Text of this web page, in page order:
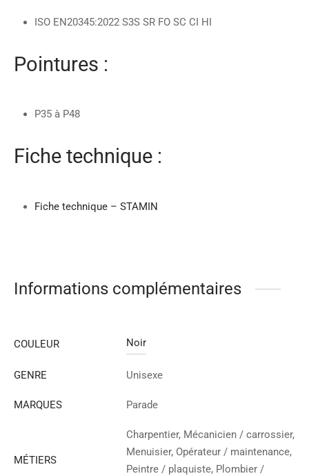
ISO EN20345:2022 S3S SR FO SC CI HI
Pointures :
P35 à P48
Fiche technique :
Fiche technique – STAMIN
Informations complémentaires
COULEUR Noir
GENRE Unisexe
MARQUES Parade
MÉTIERS
Charpentier, Mécanicien / carrossier,
Menuisier, Opérateur / maintenance,
Peintre / plaquiste, Plombier /